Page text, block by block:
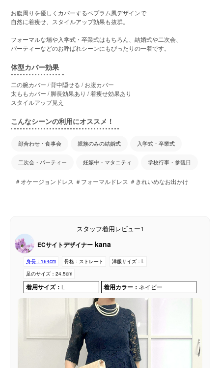
お腹周りを優しくカバーするペプラム風デザインで
自然に着痩せ、スタイルアップ効果も抜群。
フォーマルな場や入学式・卒業式はもちろん、結婚式や二次会、
パーティーなどのお呼ばれシーンにもぴったりの一着です。
体型カバー効果
二の腕カバー / 背中隠せる / お腹カバー
太ももカバー / 脚長効果あり / 着痩せ効果あり
スタイルアップ見え
こんなシーンの利用にオススメ！
顔合わせ・食事会 親族のみの結婚式 入学式・卒業式
二次会・パーティー 妊娠中・マタニティ 学校行事・参観日
＃オケージョンドレス ＃フォーマルドレス ＃きれいめなお出かけ
スタッフ着用レビュー1
ECサイトデザイナー kana
身長： 164cm 骨格： ストレート 洋服サイズ： L
足のサイズ： 24.5cm
着用サイズ： L 着用カラー： ネイビー